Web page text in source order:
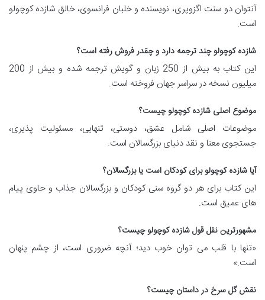
آنتوان دو سنت اگزوپری، نویسنده و خلبان فرانسوی، خالق شازده کوچولو
است.
شازده کوچولو چند ترجمه دارد و چقدر فروش رفته است؟
این کتاب به بیش از 250 زبان و گویش ترجمه شده و بیش از 200
میلیون نسخه در سراسر جهان فروخته است.
موضوع اصلی شازده کوچولو چیست؟
موضوعات اصلی شامل عشق، دوستی، تنهایی، مسئولیت پذیری،
جستجوی معنا و نقد دنیای بزرگسالان است.
آیا شازده کوچولو برای کودکان است یا بزرگسالان؟
این کتاب برای هر دو گروه سنی کودکان و بزرگسالان جذاب و حاوی پیام
های عمیق است.
مشهورترین نقل قول شازده کوچولو چیست؟
«تنها با قلب می توان خوب دید؛ آنچه ضروری است، از چشم پنهان
است.»
نقش گل سرخ در داستان چیست؟